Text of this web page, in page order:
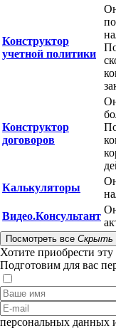
Конструктор
учетной политики
Конструктор
договоров
Калькуляторы
Видео.Консультант
Посмотреть все Скрыть
Хотите приобрести
Подготовим для вас
персональных данных